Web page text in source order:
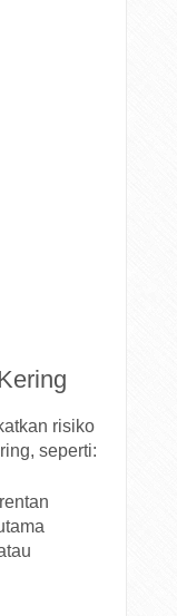
risiko
seperti: